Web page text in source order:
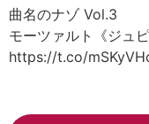
曲名のナゾ Vol.3
モーツァルト《ジュ
https://t.co/